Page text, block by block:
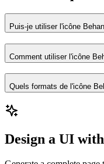
Puis-je utiliser l'icône
Comment utiliser l'icône
Quels formats de l'icône
Design a UI